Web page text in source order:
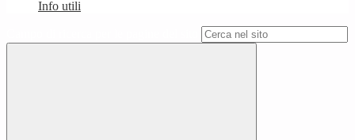
Info utili